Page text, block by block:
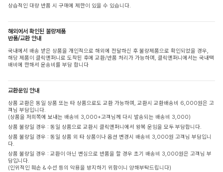
상습적인 대량 반품 시 구매에 제한이 있을 수 있습니다.
해외에서 확인된 불량제품
반품/교환 안내
국내에서 배송 받은 상품을 개인적으로 해외에 전달하신 후 불량제품으로 확인되었을 경우,
해당 제품이 클릭앤퍼니로 도착된 후에 교환/반품 처리가 가능하며, 클릭앤퍼니에서는 국내택
배비에 한해서 운송비를 부담 합니다
교환운임 안내
상품 교환은 동일 상품 또는 타 상품으로도 교환 가능하며, 교환시 교환배송비 6,000원은 고
객님 부담입니다.
(상품을 저희쪽에 보내는 배송비 3,000+고객님께 다시 발송되는 배송비 3,000)
상품 불량일 경우 : 동일 상품으로 교환시 클릭앤퍼니에서 왕복 운임을 모두 부담합니다.
상품 불량일 경우 : 동일 상품 외 타 상품이나 옵션 변경시 배송비 3,000원 고객님 부담입니
다.
상품 불량일 경우 : 교환이 아닌 변심으로 반품을 할 경우 초기 배송비 3,000원은 고객님 부
담입니다.
(인위적인 훼손 & 수선 등의 악용을 방지하기 위함이니 양해부탁드립니다)